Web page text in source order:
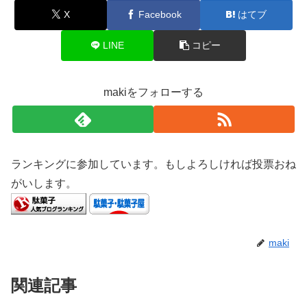
X Facebook はてブ
LINE コピー
makiをフォローする
ランキングに参加しています。もしよろしければ投票おね
がいします。
maki
関連記事